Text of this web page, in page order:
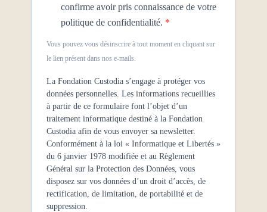
confirme avoir pris connaissance de votre
politique de confidentialité.
Vous pouvez vous désinscrire à tout moment en cliquant sur
le lien présent dans nos e-mails.
La Fondation Custodia s’engage à protéger vos
données personnelles. Les informations recueillies
à partir de ce formulaire font l’objet d’un
traitement informatique destiné à la Fondation
Custodia afin de vous envoyer sa newsletter.
Conformément à la loi « Informatique et Libertés »
du 6 janvier 1978 modifiée et au Règlement
Général sur la Protection des Données, vous
disposez sur vos données d’un droit d’accès, de
rectification, de limitation, de portabilité et de
suppression.